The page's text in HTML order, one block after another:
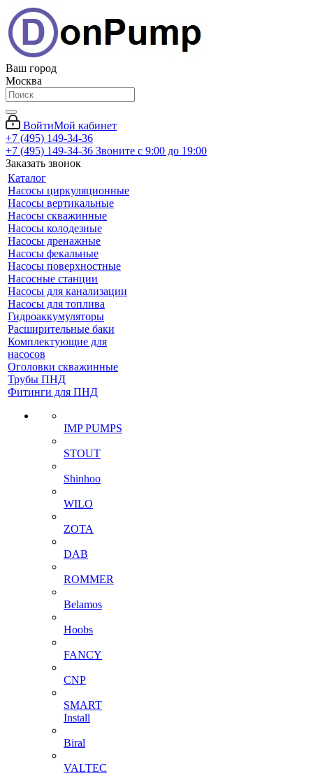
Ваш город
Москва
ВойтиМой кабинет
+7 (495) 149-34-36
+7 (495) 149-34-36 Звоните с 9:00 до 19:00
Заказать звонок
Каталог
Насосы циркуляционные
Насосы вертикальные
Насосы скважинные
Насосы колодезные
Насосы дренажные
Насосы фекальные
Насосы поверхностные
Насосные станции
Насосы для канализации
Насосы для топлива
Гидроаккумуляторы
Расширительные баки
Комплектующие для
насосов
Оголовки скважинные
Трубы ПНД
Фитинги для ПНД
IMP PUMPS
STOUT
Shinhoo
WILO
ZOTA
DAB
ROMMER
Belamos
Hoobs
FANCY
CNP
SMART
Install
Biral
VALTEC